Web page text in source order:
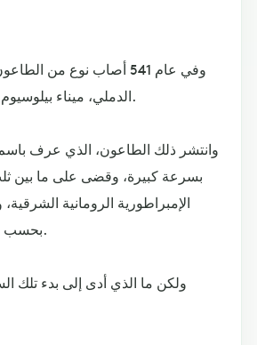
وفي عام 541 أصاب نوع من
الدملي، ميناء بيلوسيوم الروماني في مصر.
وانتشر ذلك الطاعون، الذي عرف
بسرعة كبيرة، وقضى على ما بين
الإمبراطورية الرومانية
بحسب ما يقوله ماكورميك.
ولكن ما الذي أدى إلى بدء تلك